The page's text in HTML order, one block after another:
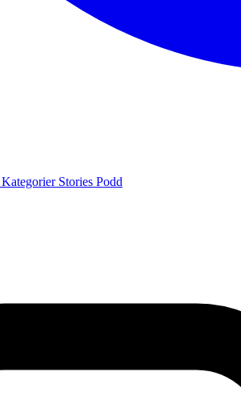
Kategorier Stories Podd